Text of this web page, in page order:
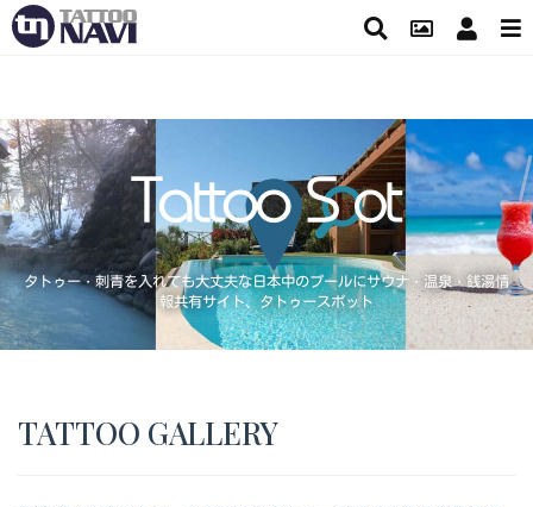
タトゥー・刺青を入れても大丈夫な日本中のプールにサウナ・温泉・銭湯情
報共有サイト、タトゥースポット
TATTOO GALLERY